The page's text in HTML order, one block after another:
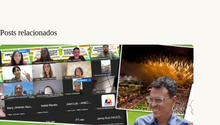
Posts relacionados